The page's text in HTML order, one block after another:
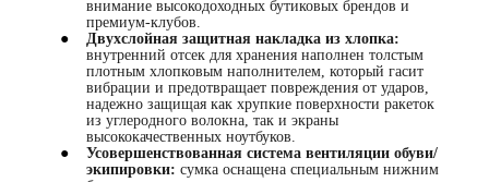
внимание высокодоходных бутиковых брендов и
премиум-клубов.
●
Двухслойная защитная накладка из хлопка:
внутренний отсек для хранения наполнен толстым
плотным хлопковым наполнителем, который гасит
вибрации и предотвращает повреждения от ударов,
надежно защищая как хрупкие поверхности ракеток
из углеродного волокна, так и экраны
высококачественных ноутбуков.
●
Усовершенствованная система вентиляции обуви/
экипировки: сумка оснащена специальным нижним